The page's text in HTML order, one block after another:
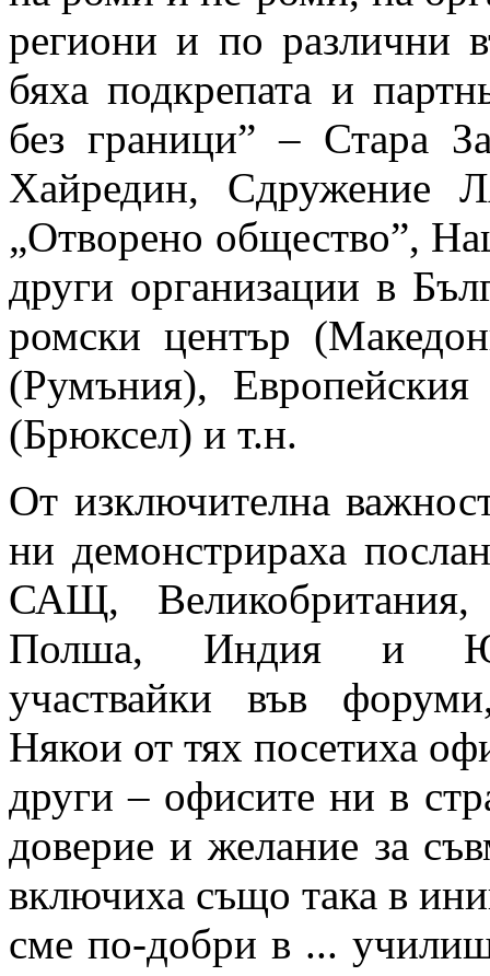
региони и по различни
бяха подкрепата и
без граници” – Стара
Хайредин, Сдружение
„Отворено общество”,
други организации в
ромски център
(Румъния),
(Брюксел) и т.н.
От изключителна
ни демонстрираха
САЩ, Великобритания,
Полша, Индия и
участвайки във
Някои от тях посетиха
други – офисите ни в
доверие и желание за
включиха също така в
сме по-добри в ...